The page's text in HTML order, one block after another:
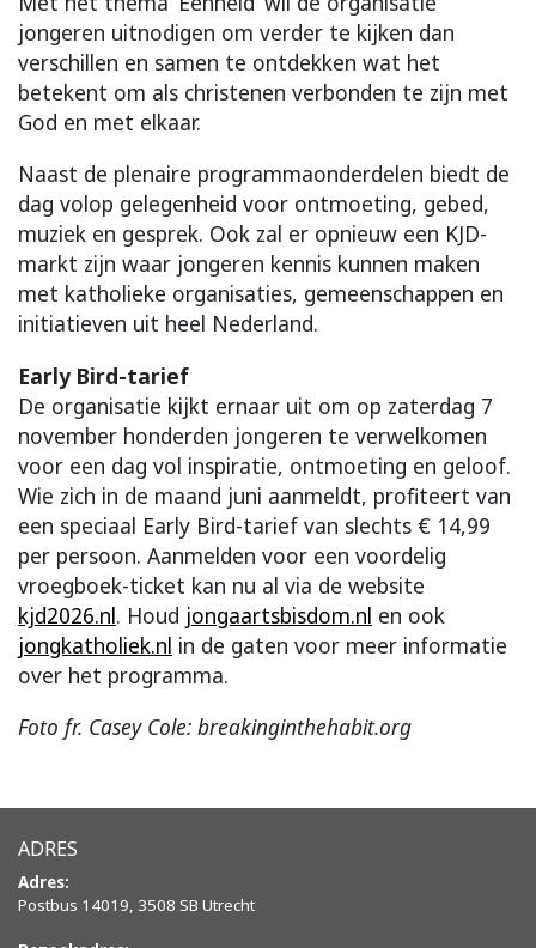
jongeren uitnodigen om verder te kijken dan
verschillen en samen te ontdekken wat het
betekent om als christenen verbonden te zijn met
God en met elkaar.
Naast de plenaire programmaonderdelen biedt de
dag volop gelegenheid voor ontmoeting, gebed,
muziek en gesprek. Ook zal er opnieuw een KJD-
markt zijn waar jongeren kennis kunnen maken
met katholieke organisaties, gemeenschappen en
initiatieven uit heel Nederland.
Early Bird-tarief
De organisatie kijkt ernaar uit om op zaterdag 7
november honderden jongeren te verwelkomen
voor een dag vol inspiratie, ontmoeting en geloof.
Wie zich in de maand juni aanmeldt, profiteert van
een speciaal Early Bird-tarief van slechts € 14,99
per persoon. Aanmelden voor een voordelig
vroegboek-ticket kan nu al via de website
kjd2026.nl. Houd jongaartsbisdom.nl en ook
jongkatholiek.nl in de gaten voor meer informatie
over het programma.
Foto fr. Casey Cole: breakinginthehabit.org
ADRES
Adres:
Postbus 14019, 3508 SB Utrecht